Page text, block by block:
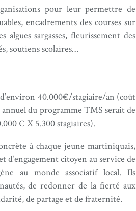
pour leur permettre de
encadrements des courses sur
sargasses, fleurissement des
soutiens scolaires…
40.000€/stagiaire/an (coût
du programme TMS serait de
€ X 5.300 stagiaires).
à chaque jeune martiniquais,
citoyen au service de
au monde associatif local. Ils
de redonner de la fierté aux
de partage et de fraternité.